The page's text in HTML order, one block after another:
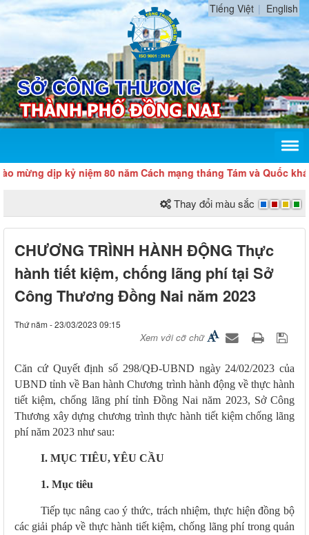
Tiếng Việt English
dịp kỷ niệm 80 năm Cách mạng tháng Tám và Quốc khánh 2/
Thay đổi màu sắc
CHƯƠNG TRÌNH HÀNH ĐỘNG Thực
hành tiết kiệm, chống lãng phí tại Sở
Công Thương Đồng Nai năm 2023
Thứ năm - 23/03/2023 09:15
Xem với cỡ chữ
Căn cứ Quyết định số 298/QĐ-UBND ngày 24/02/2023 của
UBND tỉnh về Ban hành Chương trình hành động về thực hành
tiết kiệm, chống lãng phí tỉnh Đồng Nai năm 2023, Sở Công
Thương xây dựng chương trình thực hành tiết kiệm chống lãng
phí năm 2023 như sau:
I. MỤC TIÊU, YÊU CẦU
1. Mục tiêu
Tiếp tục nâng cao ý thức, trách nhiệm, thực hiện đồng bộ
các giải pháp về thực hành tiết kiệm, chống lãng phí trong quản